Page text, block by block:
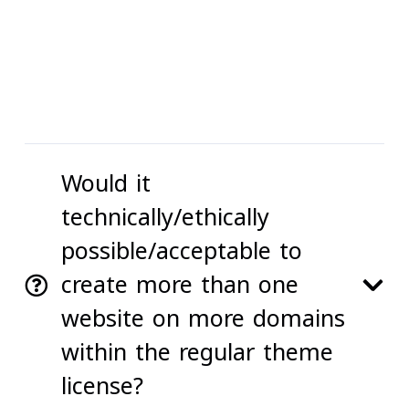
Would it
technically/ethically
possible/acceptable to
create more than one
website on more domains
within the regular theme
license?